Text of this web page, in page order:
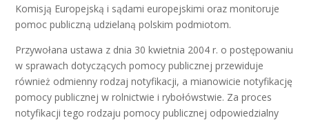
Komisją Europejską i sądami europejskimi oraz monitoruje
pomoc publiczną udzielaną polskim podmiotom.
Przywołana ustawa z dnia 30 kwietnia 2004 r. o postępowaniu
w sprawach dotyczących pomocy publicznej przewiduje
również odmienny rodzaj notyfikacji, a mianowicie notyfikację
pomocy publicznej w rolnictwie i rybołówstwie. Za proces
notyfikacji tego rodzaju pomocy publicznej odpowiedzialny